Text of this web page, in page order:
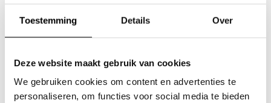
Toestemming Details Over
Deze website maakt gebruik van cookies
We gebruiken cookies om content en advertenties te
personaliseren, om functies voor social media te bieden